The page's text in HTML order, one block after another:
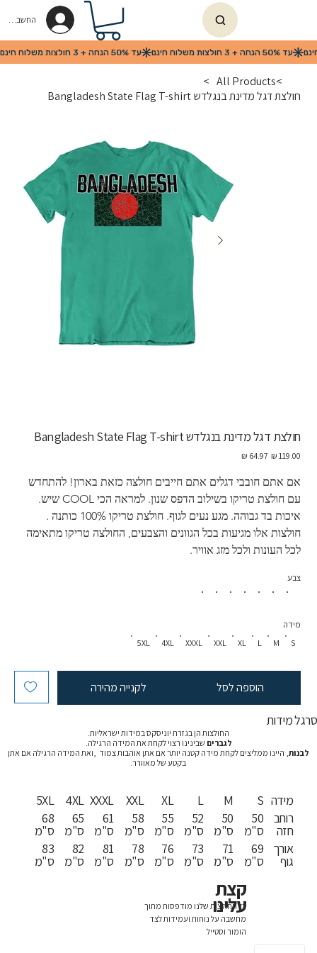
החשבון שלי
>
All Products
>
חולצת דגל מדינת בנגלדש Bangladesh State Flag T-shirt
חולצת דגל מדינת בנגלדש Bangladesh State Flag T-shirt
מחיר
מחיר
‏64.97 ‏₪
אם אתם חובבי דגלים אתם חייבים חולצה כזאת בארון! להתחדש
עם חולצת טריקו בשילוב הדפס שנון. למראה הכי COOL שיש.
איכות בד גבוהה. מגע נעים לגוף. חולצת טריקו 100% כותנה .
חולצות אלו מגיעות בכל הגוונים והצבעים, החולצה טריקו מתאימה
לכל העונות ולכל מזג אוויר.
צבע
S
M
L
XL
XXL
XXXL
4XL
5XL
מידה
הוספה לסל לקנייה מהירה
סרגל מידות
החולצות הן בגזרת יוניסקס במידות ישראליות.
לגברים שבינינו רצוי לקחת את המידה הרגילה.
לבנות, היינו ממליצים לקחת מידה קטנה יותר אם אתן אוהבות צמוד ,ואת המידה הרגילה אם אתן
בקטע של מאוורר.
5XL
68
ס"מ
83
ס"מ
4XL
65
ס"מ
82
ס"מ
XXXL
61
ס"מ
81
ס"מ
XXL
58
ס"מ
78
ס"מ
XL
55
ס"מ
76
ס"מ
L
52
ס"מ
73
ס"מ
M
50
ס"מ
71
ס"מ
S
50
ס"מ
69
ס"מ
מידה
רוחב
חזה
אורך
גוף
כל החולצות שלנו מודפסות מתוך
מחשבה על נוחות ועמידות לצד
הומור וסטייל
קצת
עלינו